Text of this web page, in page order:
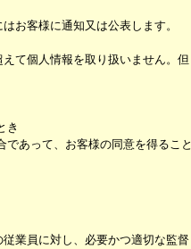
お客様に通知又は公表します。
て個人情報を取り扱いません。但
き
であって、お客様の同意を得ること
業員に対し、必要かつ適切な監督